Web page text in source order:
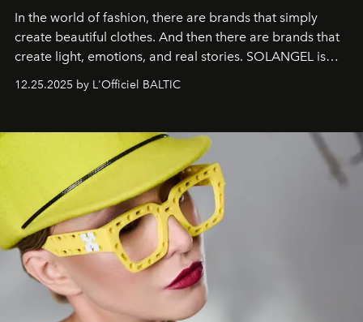
In the world of fashion, there are brands that simply
create beautiful clothes. And then there are brands that
create light, emotions, and real stories. SOLANGEL is
12.25.2025 by L'Officiel BALTIC